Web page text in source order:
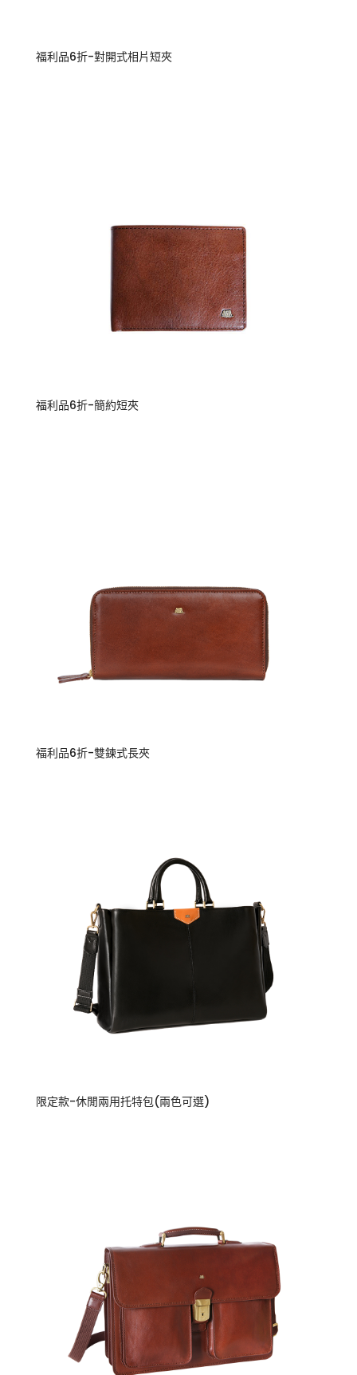
福利品6折-對開式相片短夾
福利品6折-簡約短夾
福利品6折-雙鍊式長夾
限定款-休閒兩用托特包(兩色可選)